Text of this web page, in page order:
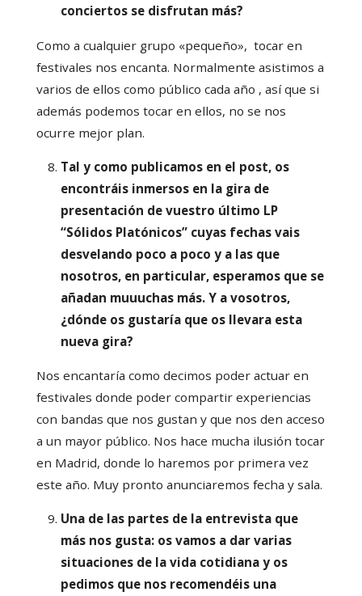
conciertos se disfrutan más?
Como a cualquier grupo «pequeño», tocar en
festivales nos encanta. Normalmente asistimos a
varios de ellos como público cada año , así que si
además podemos tocar en ellos, no se nos
ocurre mejor plan.
Tal y como publicamos en el post, os
encontráis inmersos en la gira de
presentación de vuestro último LP
“Sólidos Platónicos” cuyas fechas vais
desvelando poco a poco y a las que
nosotros, en particular, esperamos que se
añadan muuuchas más. Y a vosotros,
¿dónde os gustaría que os llevara esta
nueva gira?
Nos encantaría como decimos poder actuar en
festivales donde poder compartir experiencias
con bandas que nos gustan y que nos den acceso
a un mayor público. Nos hace mucha ilusión tocar
en Madrid, donde lo haremos por primera vez
este año. Muy pronto anunciaremos fecha y sala.
Una de las partes de la entrevista que
más nos gusta: os vamos a dar varias
situaciones de la vida cotidiana y os
pedimos que nos recomendéis una